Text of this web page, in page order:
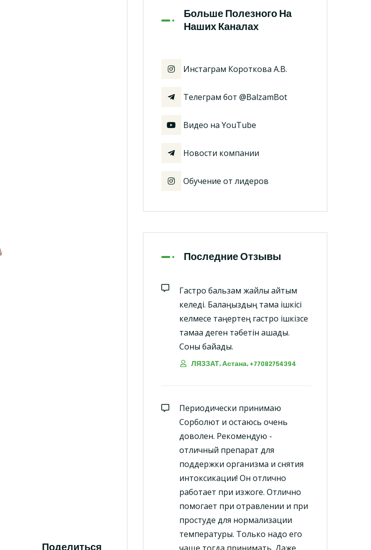
Поделиться
Больше Полезного На
Наших Каналах
Инстаграм Короткова А.В.
Телеграм бот @BalzamBot
Видео на YouTube
Новости компании
Обучение от лидеров
Последние Отзывы
Гастро бальзам жайлы айтқым
келеді. Балаңыздың тамақ ішкісі
келмесе таңертең гастро ішкізсе
тамаққа деген тәбетін ашады.
Соны байқадық.
ЛЯЗЗАТ, Астана, +77082754394
Периодически принимаю
Сорболют и остаюсь очень
доволен. Рекомендую -
отличный препарат для
поддержки организма и снятия
интоксикации! Он отлично
работает при изжоге. Отлично
помогает при отравлении и при
простуде для нормализации
температуры. Только надо его